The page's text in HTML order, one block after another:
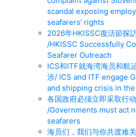
scandal exposing
seafarers’ rights
2026年HKISSC復活節探
/HKISSC Successfully
Seafarer Outreach
ICS和ITF就海湾海员和航
涉/ ICS and ITF engage
and shipping crisis in
各国政府必须立即采取行
/Governments must act
seafarers
海员们，我们与你共渡难